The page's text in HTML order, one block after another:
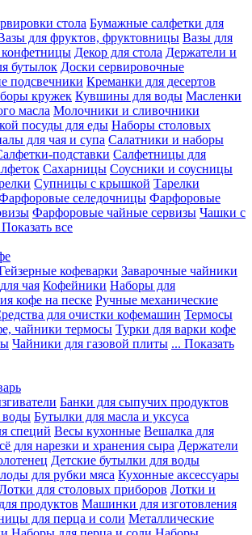
стола Бумажные салфетки для
для фруктов, фруктовницы Вазы для
Декор для стола Держатели и
бутылок Доски сервировочные
подсвечники Креманки для десертов
кружек Кувшины для воды Масленки
масла Молочники и сливочники
посуды для еды Наборы столовых
для чая и супа Салатники и наборы
подставки Салфетницы для
Сахарницы Соусники и соусницы
Супницы с крышкой Тарелки
селедочницы Фарфоровые
Фарфоровые чайные сервизы Чашки с
все
кофеварки Заварочные чайники
чая Кофейники Наборы для
кофе на песке Ручные механические
для очистки кофемашин Термосы
чайники термосы Турки для варки кофе
Чайники для газовой плиты ... Показать
Банки для сыпучих продуктов
воды Бутылки для масла и уксуса
специй Весы кухонные Вешалка для
для нарезки и хранения сыра Держатели
Детские бутылки для воды
для рубки мяса Кухонные аксессуары
для столовых приборов Лотки и
продуктов Машинки для изготовления
для перца и соли Металлические